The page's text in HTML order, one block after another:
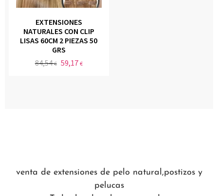
EXTENSIONES
NATURALES CON CLIP
LISAS 60CM 2 PIEZAS 50
GRS
84,54€ 59,17 €
venta de extensiones de pelo natural,postizos y
pelucas